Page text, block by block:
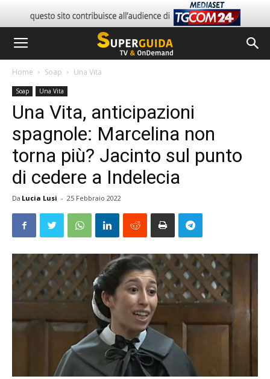
Home Soap Una Vita
Soap Una Vita
Una Vita, anticipazioni
spagnole: Marcelina non
torna più? Jacinto sul punto
di cedere a Indelecia
Da Lucia Lusi - 25 Febbraio 2022